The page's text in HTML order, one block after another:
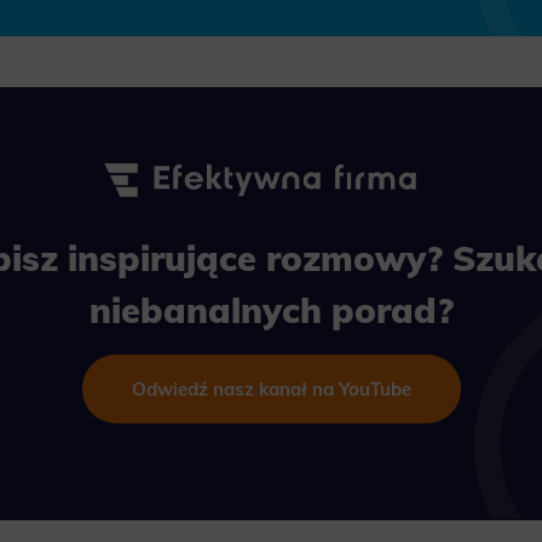
inspirujące rozmowy?
niebanalnych porad?
Odwiedź nasz kanał na YouTube